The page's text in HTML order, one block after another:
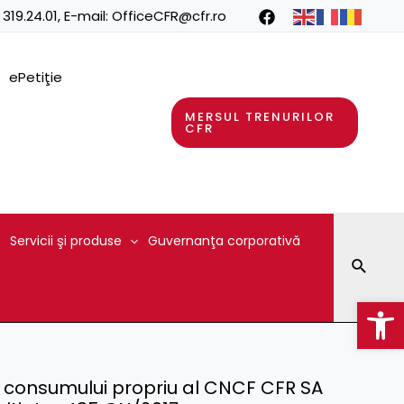
, E-mail: OfficeCFR@cfr.ro
ePetiţie
MERSUL TRENURILOR
CFR
Servicii şi produse Guvernanţa corporativă
propriu al CNCF CFR SA